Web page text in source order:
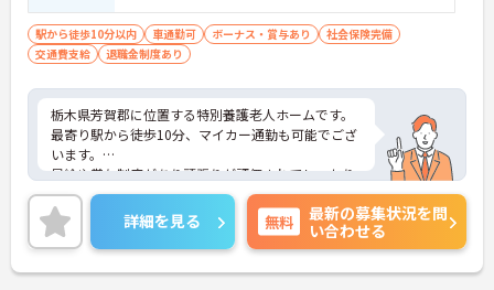
駅から徒歩10分以内 車通勤可 ボーナス・賞与あり
社会保険完備
交通費支給
退職金制度あり
栃木県芳賀郡に位置する特別養護老人ホームです。
最寄り駅から徒歩10分、マイカー通勤も可能でござ
います。
昇給や賞与制度があり頑張りが評価されてしっかり
と職員に還元されます。
ご興味のある方には、面接対策ポイントなど、さら
に詳細をお話しいたしますのでお気軽にご相談くだ
さい！
詳細を見る 無料
最新の募集状況を問
い合わせる